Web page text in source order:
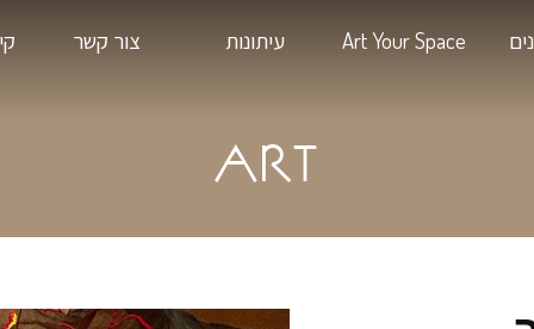
עיתונות צור קשר קיימות